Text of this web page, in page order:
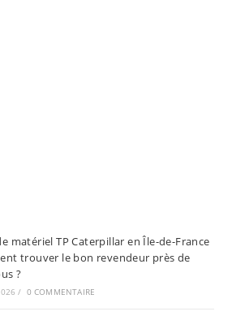
matériel TP Caterpillar en Île-de-France
trouver le bon revendeur près de
?
/ 0 COMMENTAIRE